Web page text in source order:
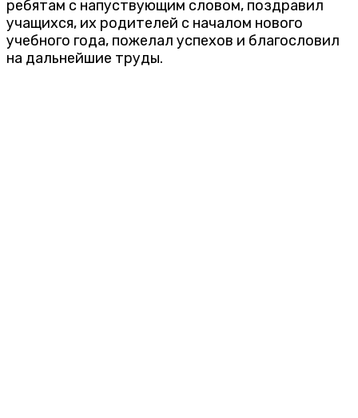
ребятам с напуствующим словом, поздравил
учащихся, их родителей с началом нового
учебного года, пожелал успехов и благословил
на дальнейшие труды.